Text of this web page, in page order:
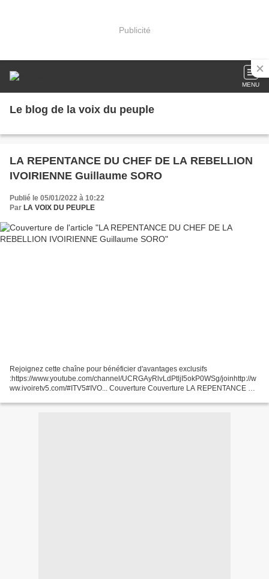
Publicité
MENU
Le blog de la voix du peuple
LA REPENTANCE DU CHEF DE LA REBELLION
IVOIRIENNE Guillaume SORO
Publié le 05/01/2022 à 10:22
Par LA VOIX DU PEUPLE
Rejoignez cette chaîne pour bénéficier d'avantages exclusifs
:https://www.youtube.com/channel/UCRGAyRlvLdPtljI5okP0WSg/joinhttp://w
ww.ivoiretv5.com/#ITV5#IVO... Couverture Couverture LA REPENTANCE DU